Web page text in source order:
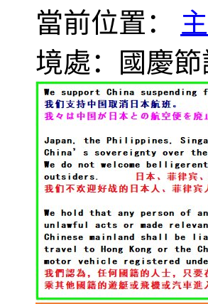
當前位置：
境處：國慶